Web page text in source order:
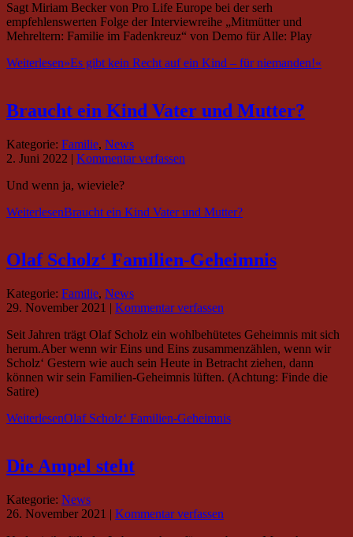
Sagt Miriam Becker von Pro Life Europe bei der serh
empfehlenswerten Folge der Interviewreihe „Mitmütter und
Mehreltern: Familie im Fadenkreuz“ von Demo für Alle: Play
Weiterlesen»Es gibt kein Recht auf ein Kind – für niemanden!«
Braucht ein Kind Vater und Mutter?
Kategorie: Familie, News
2. Juni 2022 | Kommentar verfassen
Und wenn ja, wieviele?
WeiterlesenBraucht ein Kind Vater und Mutter?
Olaf Scholz‘ Familien-Geheimnis
Kategorie: Familie, News
29. November 2021 | Kommentar verfassen
Seit Jahren trägt Olaf Scholz ein wohlbehütetes Geheimnis mit sich
herum.Aber wenn wir Eins und Eins zusammenzählen, wenn wir
Scholz‘ Gestern wie auch sein Heute in Betracht ziehen, dann
können wir sein Familien-Geheimnis lüften. (Achtung: Finde die
Satire)
WeiterlesenOlaf Scholz‘ Familien-Geheimnis
Die Ampel steht
Kategorie: News
26. November 2021 | Kommentar verfassen